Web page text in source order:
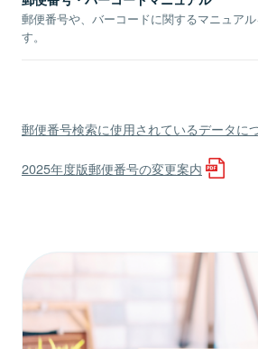
郵便番号や、バーコードに関するマニュア
す。
郵便番号検索に使用されているデータに
2025年度版郵便番号の変更案内